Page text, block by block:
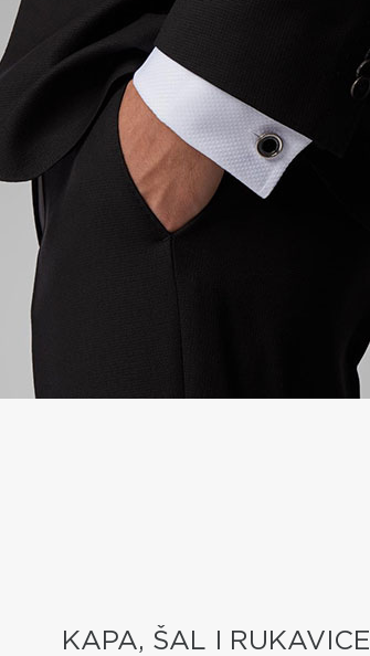
KAPA, ŠAL I RUKAVICE